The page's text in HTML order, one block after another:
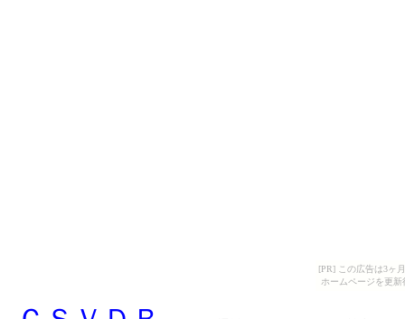
[PR] この広告は3ヶ
ホームページを更